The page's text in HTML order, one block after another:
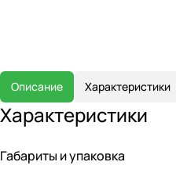
Описание Характеристики
Характеристики
Габариты и упаковка